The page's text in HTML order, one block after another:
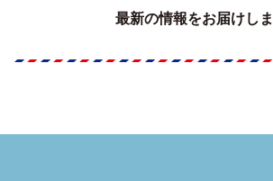
最新の情報をお届けし